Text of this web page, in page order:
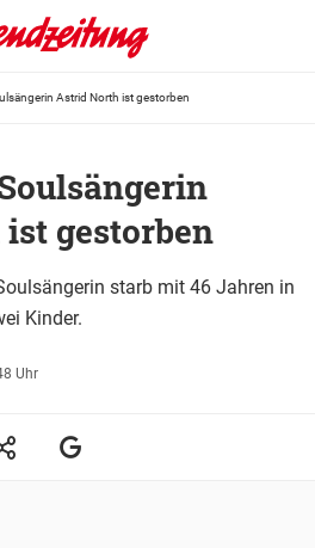
Astrid North ist gestorben
gestorben
starb mit 46 Jahren in
Kinder.
Uhr